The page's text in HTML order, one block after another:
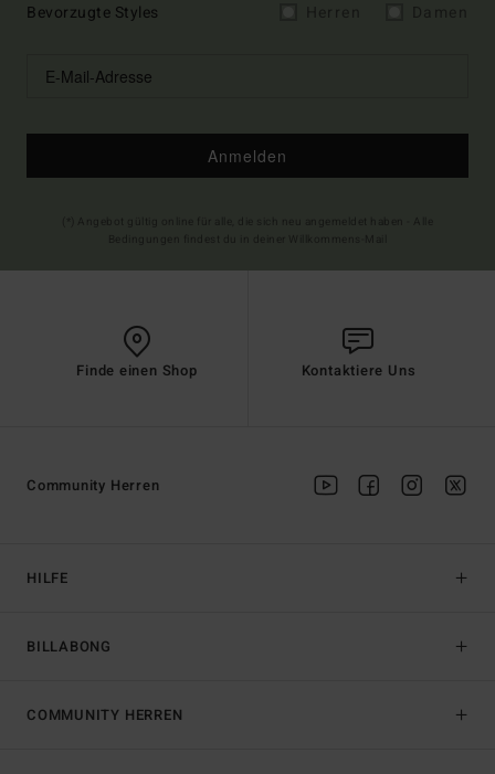
Bevorzugte Styles
Anmelden
Finde einen Shop Kontaktiere Uns
HILFE
BILLABONG
Community Herren
COMMUNITY HERREN